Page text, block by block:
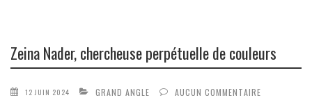
Zeina Nader, chercheuse perpétuelle de couleurs
12 JUIN 2024 GRAND ANGLE AUCUN COMMENTAIRE